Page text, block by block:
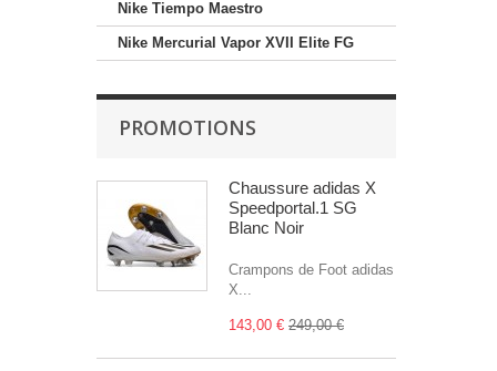
Nike Tiempo Maestro
Nike Mercurial Vapor XVII Elite FG
PROMOTIONS
Chaussure adidas X
Speedportal.1 SG
Blanc Noir
Crampons de Foot adidas
X...
143,00 € 249,00 €